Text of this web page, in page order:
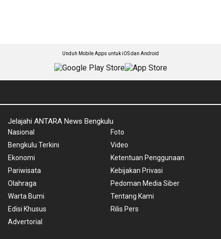
Unduh Mobile Apps untuk iOS dan Android
Jelajahi ANTARA News Bengkulu
Nasional
Bengkulu Terkini
Ekonomi
Pariwisata
Olahraga
Warta Bumi
Edisi Khusus
Advertorial
Foto
Video
Ketentuan Penggunaan
Kebijakan Privasi
Pedoman Media Siber
Tentang Kami
Rilis Pers